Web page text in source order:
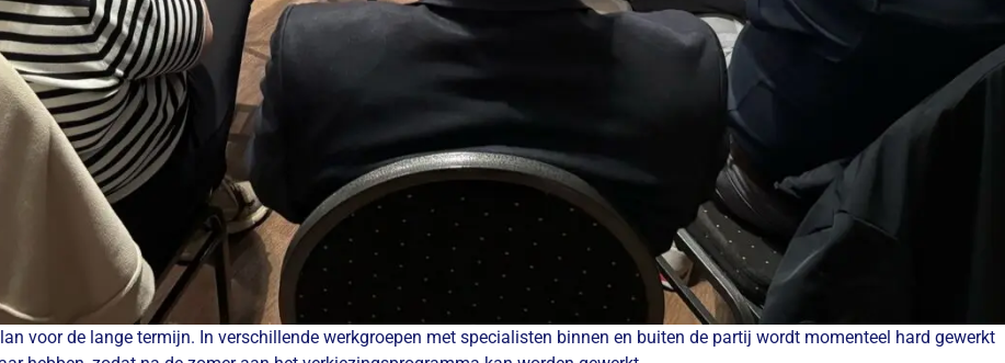
voor de lange termijn. In verschillende werkgroepen met specialisten binnen en buiten de partij wordt momenteel hard gewerkt